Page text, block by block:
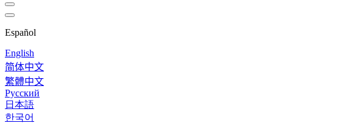
Español
English
简体中文
繁體中文
Русский
日本語
한국어